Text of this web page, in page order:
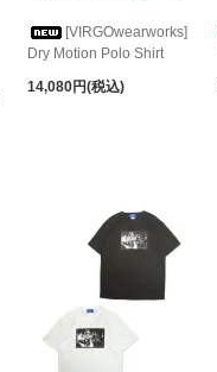
[VIRGOwearworks]
Dry Motion Polo Shirt
14,080円(税込)